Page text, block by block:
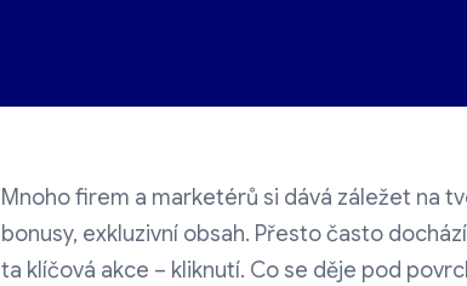
Mnoho firem a marketérů si dává záležet na
bonusy, exkluzivní obsah. Přesto často
ta klíčová akce – kliknutí. Co se děje pod